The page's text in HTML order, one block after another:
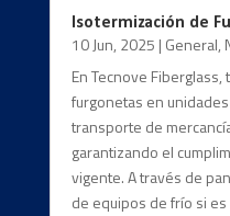
Isotermización de
10 Jun, 2025 | General,
En Tecnove
furgonetas en
transporte de
garantizando el
vigente. A través de
de equipos de frío si